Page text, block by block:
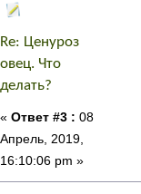
Re: Ценуроз
овец. Что
делать?
« Ответ #3 : 08
Апрель, 2019,
16:10:06 pm »